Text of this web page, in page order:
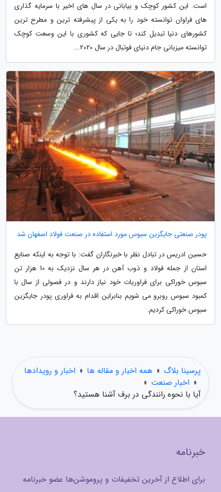
است. این کشور کوچک و بیابانی در سال های اخیر با سرمایه گذاری
های فراوان توانسته خود را به یکی از پیشرفته ترین و مطرح ترین
کشورهای دنیا تبدیل کند؛ تا جایی که کشوری با این وسعت کوچک
توانسته میزبانی جام دنیای فوتبال در سال 2020...
پودر صنعتی جایگزین سبوس مورد استفاده در صنعت فولاد اصفهان شد
حسین ادریس در تبادل نظر با خبرنگاران گفت: با توجه به اینکه صنایع
استان از جمله فولاد و ذوب آهن در هر سال نزدیک به 10 هزار تن
سبوس خوراکی برای فراوریات خود نیاز دارند و در فصولی از سال با
کمبود سبوس روبرو می شویم بنابراین اقدام به فراوری پودر جایگزین
سبوس خوراکی کردیم.
پرسینا بلاگ » همه اخبار و مقاله ها » اخبار و رویدادها
» اخبار صنعت »
آیا با نحوه رانندگی در برف آشنا هستید؟
خبرنامه
برای اطلاع از آخرین تخفیفات و پروموشن‌ها عضو خبرنامه